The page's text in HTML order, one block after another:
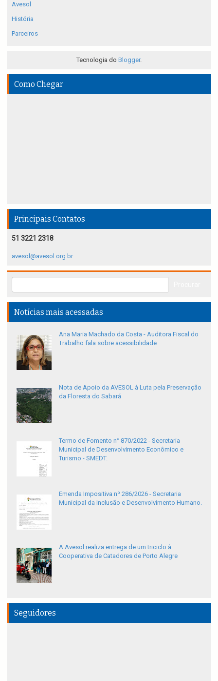
Avesol
História
Parceiros
Tecnologia do Blogger.
Como Chegar
Principais Contatos
51 3221 2318
avesol@avesol.org.br
Notícias mais acessadas
Ana Maria Machado da Costa - Auditora Fiscal do
Trabalho fala sobre acessibilidade
Nota de Apoio da AVESOL à Luta pela Preservação
da Floresta do Sabará
Termo de Fomento n° 870/2022 - Secretaria
Municipal de Desenvolvimento Econômico e
Turismo - SMEDT.
Emenda Impositiva nº 286/2026 - Secretaria
Municipal da Inclusão e Desenvolvimento Humano.
A Avesol realiza entrega de um triciclo à
Cooperativa de Catadores de Porto Alegre
Seguidores